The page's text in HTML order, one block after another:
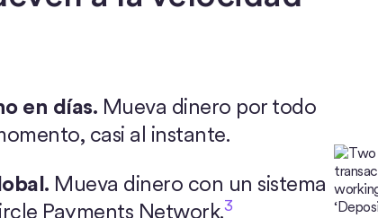
en días. Mueva dinero por todo
casi al instante.
Mueva dinero con un sistema
Payments Network.3